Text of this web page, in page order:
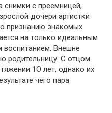
снимки с преемницей,
дочери артистки
признанию знакомых
на только идеальным
Внешне
родительницу. С отцом
1О лет, однако их
чего пара